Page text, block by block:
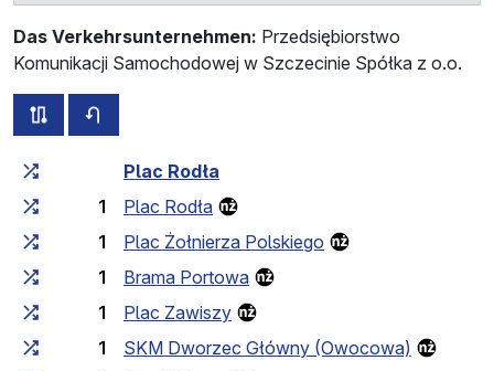
Das Verkehrsunternehmen: Przedsiębiorstwo
Komunikacji Samochodowej w Szczecinie Spółka z o.o.
alle Strecken dieser Linie
Fahrtzeit zunehmend
Plac Rodła
1
Plac Rodła
1
Plac Żołnierza Polskiego
1
Brama Portowa
1
Plac Zawiszy
1
SKM Dworzec Główny (Owocowa)